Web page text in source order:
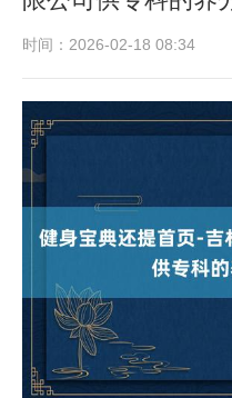
时间：2026-02-18 08:34